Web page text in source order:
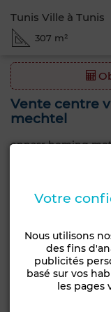
Tunis Ville à Tunis
307 m²
Vente centre
mechtel
ennasr homing
conviendrais pour
universitaire
Type de bien
Terrain
Votre
Nous utilisons
des fins
publicités
basé sur vos
les pages